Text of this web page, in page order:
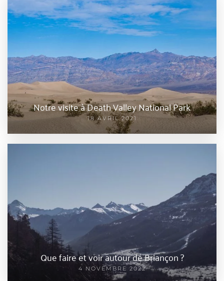
Notre visite à Death Valley National Park
18 AVRIL 2021
Que faire et voir autour de Briançon ?
4 NOVEMBRE 2022